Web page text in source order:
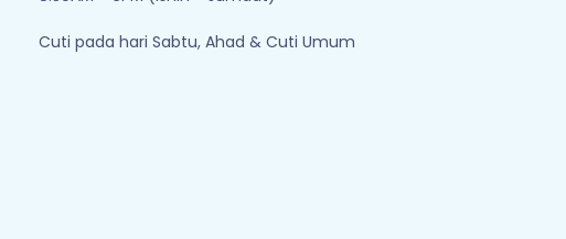
Cuti pada hari Sabtu, Ahad & Cuti Umum